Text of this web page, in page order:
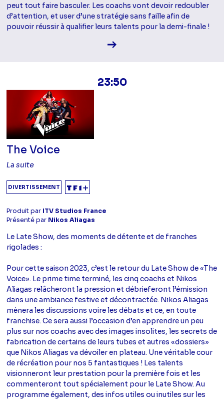
peut tout faire basculer. Les coachs vont devoir redoubler
d’attention, et user d’une stratégie sans faille afin de
pouvoir réussir à qualifier leurs talents pour la demi-finale !
Voir la fiche diffusion
23:50
The Voice
La suite
DIVERTISSEMENT
Produit par ITV Studios France
Présenté par Nikos Aliagas
Le Late Show, des moments de détente et de franches
rigolades :
Pour cette saison 2023, c’est le retour du Late Show de «The
Voice». Le prime time terminé, les cinq coachs et Nikos
Aliagas relâcheront la pression et débrieferont l’émission
dans une ambiance festive et décontractée. Nikos Aliagas
mènera les discussions voire les débats et ce, en toute
franchise. Ce sera aussi l’occasion d’en apprendre un peu
plus sur nos coachs avec des images insolites, les secrets de
fabrication de certains de leurs tubes et autres «dossiers»
que Nikos Aliagas va dévoiler en plateau. Une véritable cour
de récréation pour nos 5 fantastiques ! Les talents
visionneront leur prestation pour la première fois et les
commenteront tout spécialement pour le Late Show. Au
programme également, des infos utiles ou inutiles sur les